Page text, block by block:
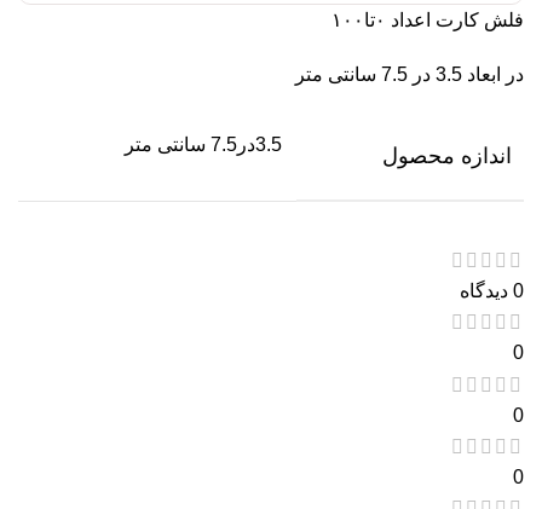
فلش كارت اعداد ٠تا١٠٠
در ابعاد 3.5 در 7.5 سانتی متر
اندازه محصول 3.5در7.5 سانتی متر
0 دیدگاه
0
0
0